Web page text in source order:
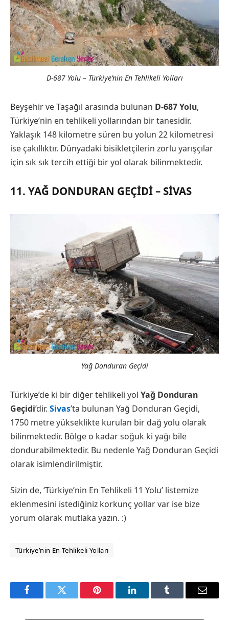
D-687 Yolu – Türkiye’nin En Tehlikeli Yolları
Beyşehir ve Taşağıl arasında bulunan D-687 Yolu,
Türkiye’nin en tehlikeli yollarından bir tanesidir.
Yaklaşık 148 kilometre süren bu yolun 22 kilometresi
ise çakıllıktır. Dünyadaki bisikletçilerin zorlu yarışçılar
için sık sık tercih ettiği bir yol olarak bilinmektedir.
11. YAĞ DONDURAN GEÇIDI – SIVAS
Yağ Donduran Geçidi
Türkiye’de ki bir diğer tehlikeli yol Yağ Donduran
Geçidi’dir. Sivas’ta bulunan Yağ Donduran Geçidi,
1750 metre yükseklikte kurulan bir dağ yolu olarak
bilinmektedir. Bölge o kadar soğuk ki yağı bile
dondurabilmektedir. Bu nedenle Yağ Donduran Geçidi
olarak isimlendirilmiştir.
Sizin de, ‘Türkiye’nin En Tehlikeli 11 Yolu’ listemize
eklenmesini istediğiniz korkunç yollar var ise bize
yorum olarak mutlaka yazın. :)
Türkiye’nin En Tehlikeli Yolları
FacebookTwitter Pinterest LinkedInTumblr Email